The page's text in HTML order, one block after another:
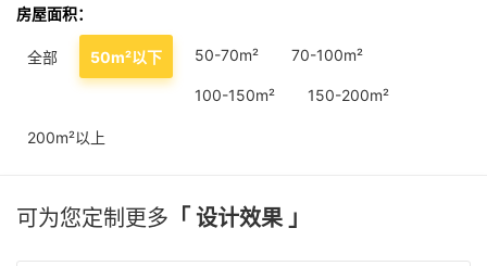
房屋面积：
全部 50m²以下 50-70m² 70-100m²
100-150m² 150-200m²
200m²以上
可为您定制更多 「 设计效果 」